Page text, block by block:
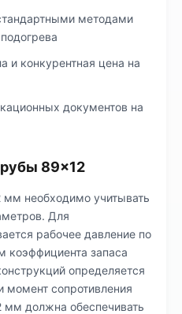
методами
и конкурентная цена на
документов на
89×12
необходимо учитывать
Для
рабочее давление по
коэффициента запаса
определяется
момент сопротивления
мм должна обеспечивать